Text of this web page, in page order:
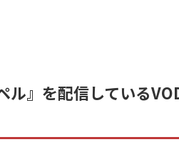
ル』を配信している